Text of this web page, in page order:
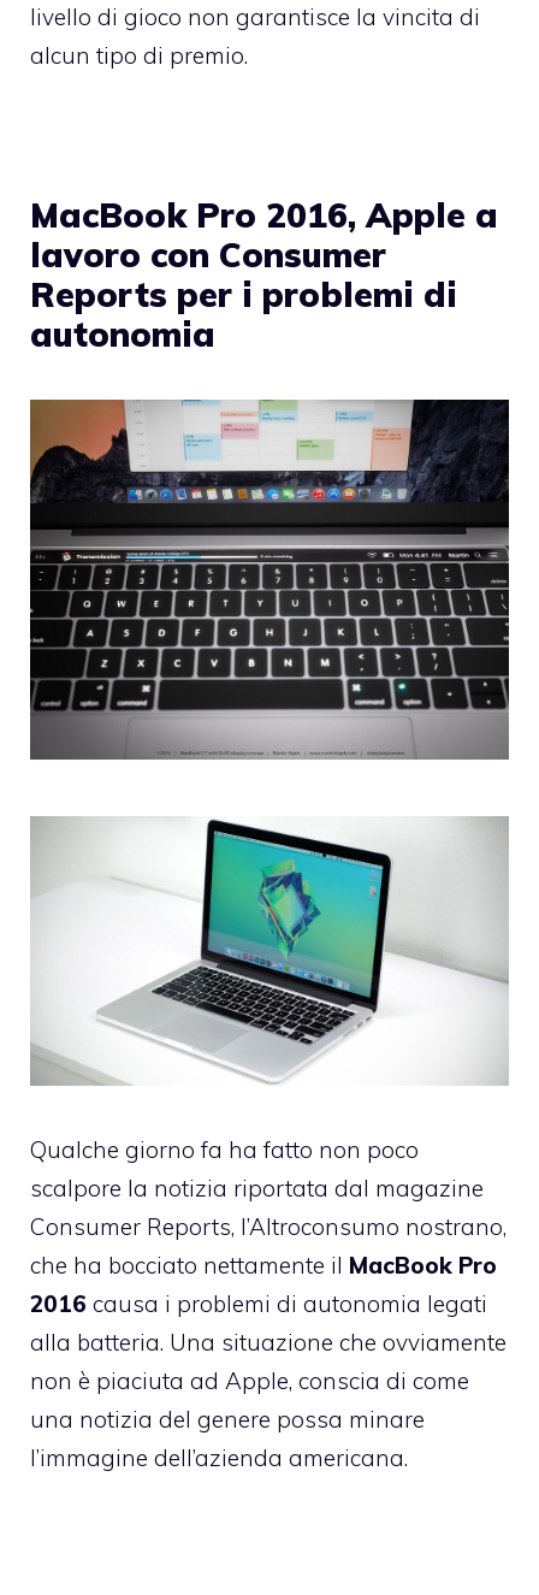
livello di gioco non garantisce la vincita di
alcun tipo di premio.
MacBook Pro 2016, Apple a
lavoro con Consumer
Reports per i problemi di
autonomia
Qualche giorno fa ha fatto non poco
scalpore la notizia riportata dal magazine
Consumer Reports, l’Altroconsumo nostrano,
che ha bocciato nettamente il MacBook Pro
2016 causa i problemi di autonomia legati
alla batteria. Una situazione che ovviamente
non è piaciuta ad Apple, conscia di come
una notizia del genere possa minare
l’immagine dell’azienda americana.